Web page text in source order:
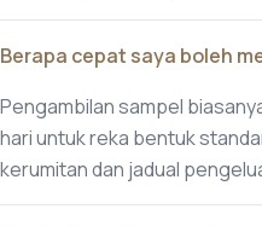
Berapa cepat saya boleh
Pengambilan sampel
hari untuk reka bentuk
kerumitan dan jadual